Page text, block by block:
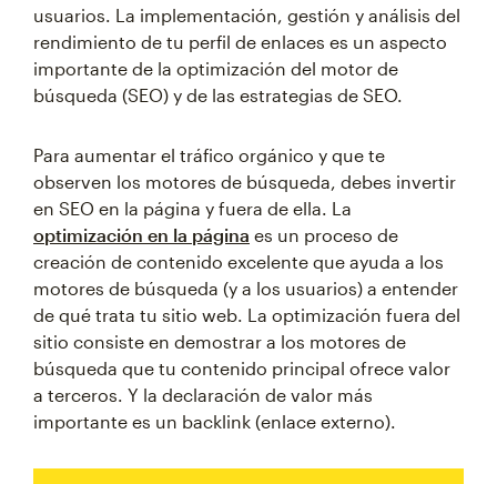
usuarios. La implementación, gestión y análisis del
rendimiento de tu perfil de enlaces es un aspecto
importante de la optimización del motor de
búsqueda (SEO) y de las estrategias de SEO.
Para aumentar el tráfico orgánico y que te
observen los motores de búsqueda, debes invertir
en SEO en la página y fuera de ella. La
optimización en la página es un proceso de
creación de contenido excelente que ayuda a los
motores de búsqueda (y a los usuarios) a entender
de qué trata tu sitio web. La optimización fuera del
sitio consiste en demostrar a los motores de
búsqueda que tu contenido principal ofrece valor
a terceros. Y la declaración de valor más
importante es un backlink (enlace externo).